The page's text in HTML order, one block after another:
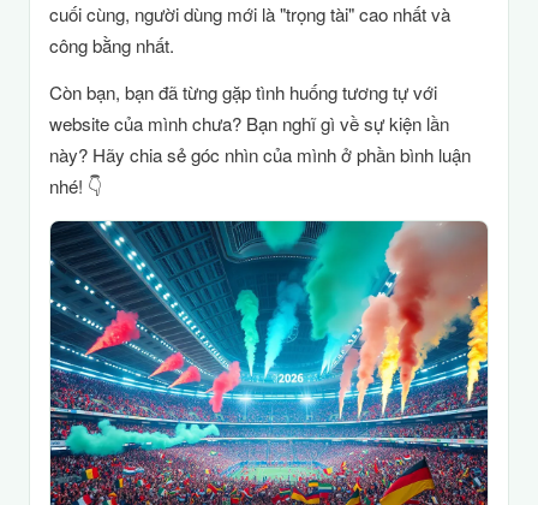
cuối cùng, người dùng mới là "trọng tài" cao nhất và
công bằng nhất.
Còn bạn, bạn đã từng gặp tình huống tương tự với
website của mình chưa? Bạn nghĩ gì về sự kiện lần
này? Hãy chia sẻ góc nhìn của mình ở phần bình luận
nhé! 👇